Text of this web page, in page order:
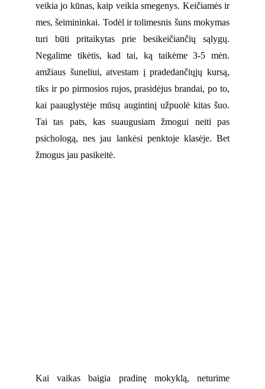
veikia jo kūnas, kaip veikia smegenys. Keičiamės ir
mes, šeimininkai. Todėl ir tolimesnis šuns mokymas
turi būti pritaikytas prie besikeičiančių sąlygų.
Negalime tikėtis, kad tai, ką taikėme 3-5 mėn.
amžiaus šuneliui, atvestam į pradedančiųjų kursą,
tiks ir po pirmosios rujos, prasidėjus brandai, po to,
kai paauglystėje mūsų augintinį užpuolė kitas šuo.
Tai tas pats, kas suaugusiam žmogui neiti pas
psichologą, nes jau lankėsi penktoje klasėje. Bet
žmogus jau pasikeitė.
Kai vaikas baigia pradinę mokyklą, neturime